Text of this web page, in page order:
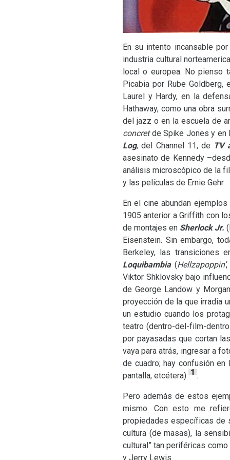
En su intento incansable
industria cultural
local o europea. No pienso
Picabia por Rube
Laurel y Hardy, en la
Hathaway, como una obra
del jazz o en la escuela de
concretde Spike Jones y en
Log, del Channel 11, de TV
asesinato de Kennedy
análisis microscópico de la
y las películas de Ernie Gehr.
En el cine abundan
1905 anterior a Griffith con
de montajes en Sherlock Jr.
Eisenstein. Sin embargo,
Berkeley, las transiciones
Loquibambia(Hellzapoppin’,
Viktor Shklovsky bajo
de George Landow y
proyección de la que irradia
un estudio cuando los
teatro (dentro-del-film-
por payasadas que cortan
vaya para atrás, ingresar a
de cuadro; hay confusión
pantalla, etcétera) 1 .
Pero además de estos
mismo. Con esto me
propiedades específicas de
cultura (de masas), la
cultural” tan periféricas
y Jerry Lewis.